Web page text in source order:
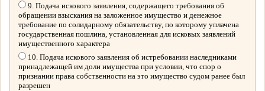
9. Подача искового заявления, содержащего требования об
обращении взыскания на заложенное имущество и денежное
требование по солидарному обязательству, по которому уплачена
государственная пошлина, установленная для исковых заявлений
имущественного характера
10. Подача искового заявления об истребовании наследниками
принадлежащей им доли имущества при условии, что спор о
признании права собственности на это имущество судом ранее был
разрешен